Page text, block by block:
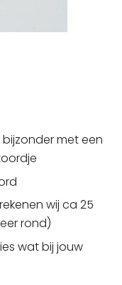
met een
wij ca 25
rond)
wat bij jouw